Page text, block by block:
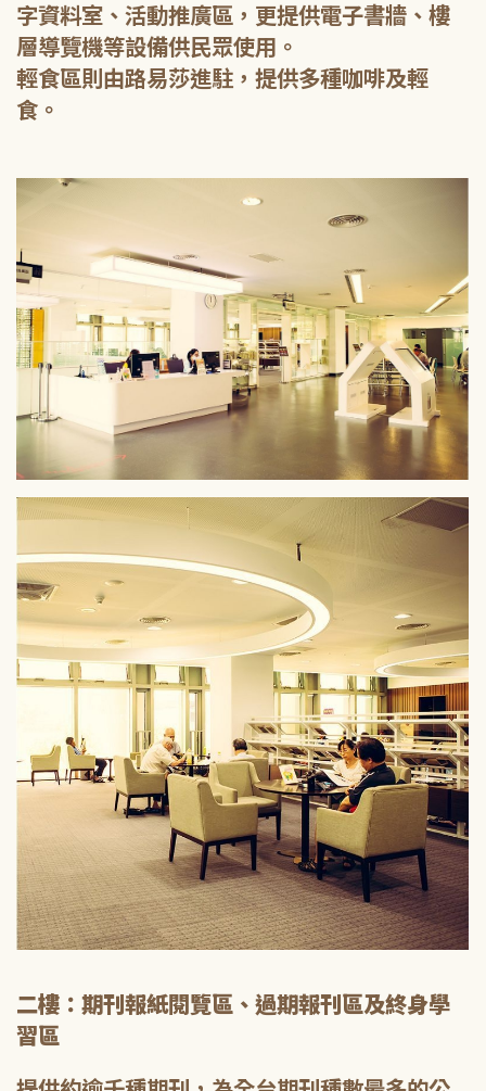
字資料室、活動推廣區，更提供電子書牆、樓
層導覽機等設備供民眾使用。
輕食區則由路易莎進駐，提供多種咖啡及輕
食。
二樓：期刊報紙閱覽區、過期報刊區及終身學
習區